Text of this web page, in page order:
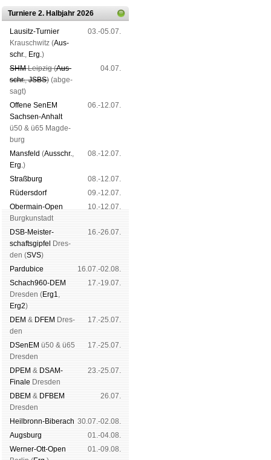
Turniere 2. Halbjahr 2026
Lau­sitz-Tur­nier
Krausch­witz (Aus­
schr., Erg.)
03.-05.07.
SHMLeip­zig (Aus­
schr.,JSBS) (ab­ge­
sagt)
04.07.
Offene SenEM
Sach­sen-An­halt
ü50 & ü65 Mag­de­
burg
06.-12.07.
Mans­feld (Aus­schr.,
Erg.)
08.-12.07.
Straß­burg
08.-12.07.
Rüders­dorf
09.-12.07.
Ober­main-Open
Burg­kun­stadt
10.-12.07.
DSB-Meister­
schafts­gipfel
Dres­
den (SVS)
16.-26.07.
Pardu­bice
16.07.-02.08.
Schach960-DEM
Dres­den (Erg1,
Erg2)
17.-19.07.
DEM & DFEM Dres­
den
17.-25.07.
DSenEM ü50 & ü65
Dres­den
17.-25.07.
DPEM & DSAM-
Finale Dres­den
23.-25.07.
DBEM & DFBEM
Dres­den
26.07.
Heil­bronn-Bi­ber­ach 30.07.-02.08.
Augs­burg
01.-04.08.
Werner-Ott-Open
01.-09.08.